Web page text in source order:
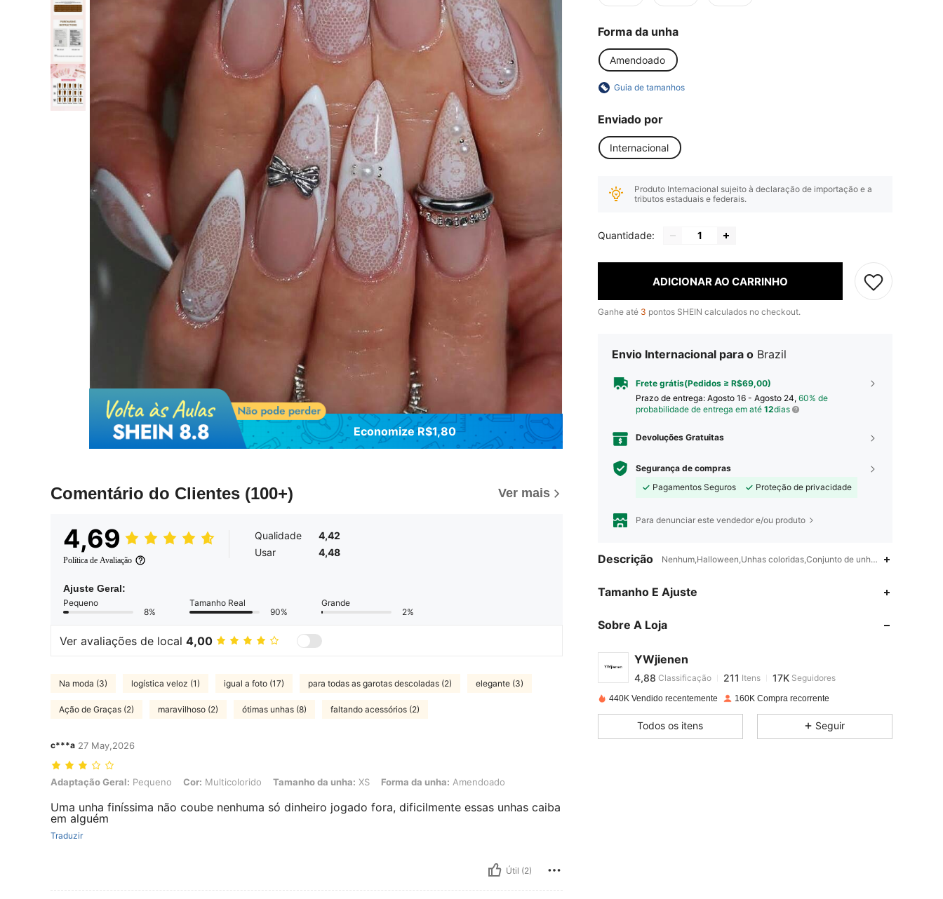
Economize R$1,80
Comentário do Clientes (100+) Ver mais
4,69
Política de Avaliação
Qualidade
4,42
Usar
4,48
Ajuste Geral:
Pequeno
8%
Tamanho Real
90%
Grande
2%
Ver avaliações de local 4,00
Na moda (3) logística veloz (1) igual a foto (17) para todas as garotas descoladas (2) elegante (3)
Ação de Graças (2) maravilhoso (2) ótimas unhas (8) faltando acessórios (2)
c***a 27 May,2026
Adaptação Geral: Pequeno, Cor: Multicolorido, Tamanho da unha: XS, Forma da unha: Amendoado
Adaptação Geral: Pequeno Cor: Multicolorido Tamanho da unha: XS Forma da unha: Amendoado
Uma unha finíssima não coube nenhuma só dinheiro jogado fora, dificilmente essas unhas caiba
em alguém
Traduzir
Útil (2)
Forma da unha
Amendoado
Guia de tamanhos
Enviado por
Internacional
Produto Internacional sujeito à declaração de importação e a
tributos estaduais e federais.
Quantidade:
ADICIONAR AO CARRINHO
Ganhe até 3 pontos SHEIN calculados no checkout.
Envio Internacional para o Brazil
Frete grátis(Pedidos ≥ R$69,00)
Prazo de entrega: Agosto 16 - Agosto 24, 60% de
probabilidade de entrega em até 12dias
Devoluções Gratuitas
Segurança de compras
Pagamentos Seguros
Proteção de privacidade
Para denunciar este vendedor e/ou produto
Descrição Nenhum,Halloween,Unhas coloridas,Conjunto de unhas de
Tamanho E Ajuste
Sobre A Loja
YWjienen
4,88
4,88
4,88
a***mpago 1 dia atrás
4,88 211 17K
440K Vendido recentemente 160K Compra recorrente
Todos os itens Seguir